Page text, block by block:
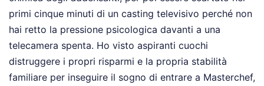
primi cinque minuti di un casting televisivo perché non
hai retto la pressione psicologica davanti a una
telecamera spenta. Ho visto aspiranti cuochi
distruggere i propri risparmi e la propria stabilità
familiare per inseguire il sogno di entrare a Masterchef,